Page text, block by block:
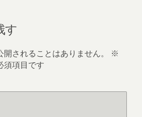
す
されることはありません。
※
須項目です